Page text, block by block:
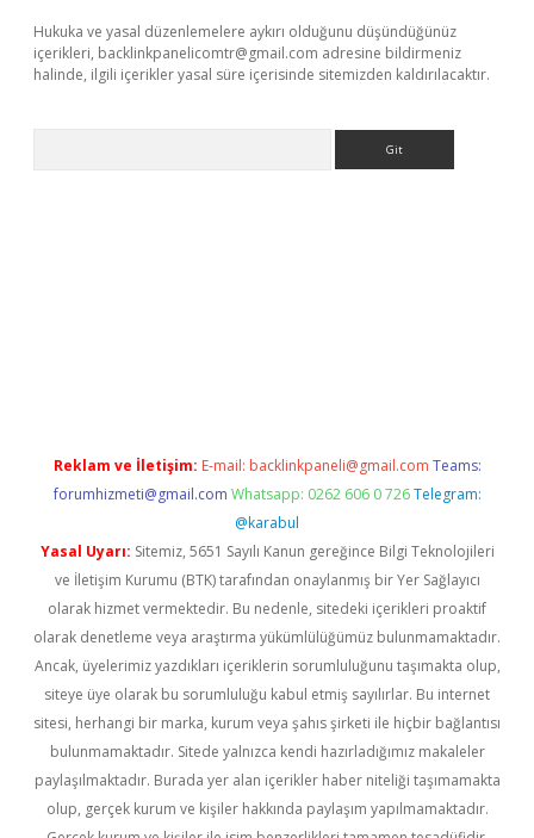
Hukuka ve yasal düzenlemelere aykırı olduğunu düşündüğünüz
içerikleri, backlinkpanelicomtr@gmail.com adresine bildirmeniz
halinde, ilgili içerikler yasal süre içerisinde sitemizden kaldırılacaktır.
Reklam ve İletişim: E-mail: backlinkpaneli@gmail.com Teams:
forumhizmeti@gmail.com Whatsapp: 0262 606 0 726 Telegram:
@karabul
Yasal Uyarı: Sitemiz, 5651 Sayılı Kanun gereğince Bilgi Teknolojileri
ve İletişim Kurumu (BTK) tarafından onaylanmış bir Yer Sağlayıcı
olarak hizmet vermektedir. Bu nedenle, sitedeki içerikleri proaktif
olarak denetleme veya araştırma yükümlülüğümüz bulunmamaktadır.
Ancak, üyelerimiz yazdıkları içeriklerin sorumluluğunu taşımakta olup,
siteye üye olarak bu sorumluluğu kabul etmiş sayılırlar. Bu internet
sitesi, herhangi bir marka, kurum veya şahıs şirketi ile hiçbir bağlantısı
bulunmamaktadır. Sitede yalnızca kendi hazırladığımız makaleler
paylaşılmaktadır. Burada yer alan içerikler haber niteliği taşımamakta
olup, gerçek kurum ve kişiler hakkında paylaşım yapılmamaktadır.